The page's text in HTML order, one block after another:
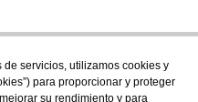
con nosotros en nuestra
de servicios, utilizamos cookies y
para proporcionar y proteger
su rendimiento y para